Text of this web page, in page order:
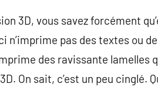
3D, vous savez forcément
pas des textes ou
des ravissante lamelles
On sait, c’est un peu cinglé.